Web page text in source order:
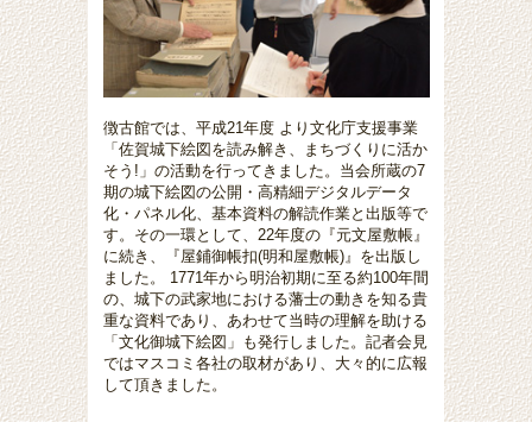
徴古館では、平成21年度 より文化庁支援事業
「佐賀城下絵図を読み解き、まちづくりに活か
そう!」の活動を行ってきました。当会所蔵の7
期の城下絵図の公開・高精細デジタルデータ
化・パネル化、基本資料の解読作業と出版等で
す。その一環として、22年度の『元文屋敷帳』
に続き、『屋鋪御帳扣(明和屋敷帳)』を出版し
ました。 1771年から明治初期に至る約100年間
の、城下の武家地における藩士の動きを知る貴
重な資料であり、 あわせて当時の理解を助ける
「文化御城下絵図」も発行しました。記者会見
ではマスコミ各社の取材があり、大々的に広報
して頂きました。